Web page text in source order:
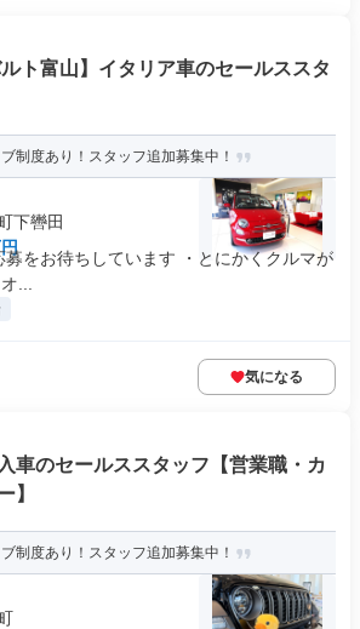
ルト富山】イタリア車のセールススタ
制度あり！スタッフ追加募集中！
下轡田
をお待ちしています ・とにかくクルマが
...
気になる
車のセールススタッフ【営業職・カ
】
制度あり！スタッフ追加募集中！